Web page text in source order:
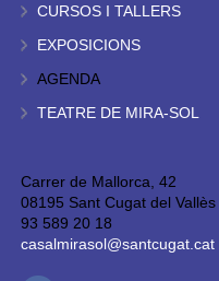
CURSOS I TALLERS
EXPOSICIONS
AGENDA
TEATRE DE MIRA-SOL
Carrer de Mallorca, 42
08195 Sant Cugat del Vallès
93 589 20 18
casalmirasol@santcugat.cat